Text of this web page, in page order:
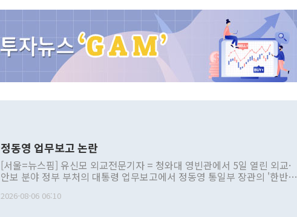
정동영 업무보고 논란
[서울=뉴스핌] 유신모 외교전문기자 = 청와대 영빈관에서 5일 열린 외교·
안보 분야 정부 부처의 대통령 업무보고에서 정동영 통일부 장관의 '한반도
발언 중에는 정부 내 조율을 거치지 않은 사안을 정책으로 추진하겠다고 공
2026-08-06 06:10